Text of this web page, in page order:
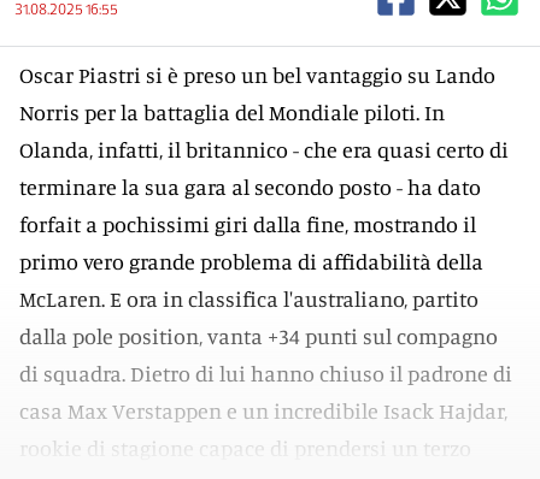
31.08.2025 16:55
Oscar Piastri si è preso un bel vantaggio su Lando
Norris per la battaglia del Mondiale piloti. In
Olanda, infatti, il britannico - che era quasi certo di
terminare la sua gara al secondo posto - ha dato
forfait a pochissimi giri dalla fine, mostrando il
primo vero grande problema di affidabilità della
McLaren. E ora in classifica l'australiano, partito
dalla pole position, vanta +34 punti sul compagno
di squadra. Dietro di lui hanno chiuso il padrone di
casa Max Verstappen e un incredibile Isack Hajdar,
rookie di stagione capace di prendersi un terzo